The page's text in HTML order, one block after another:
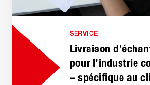
SERVICE
Livraison
pour l’industrie
– spécifique au